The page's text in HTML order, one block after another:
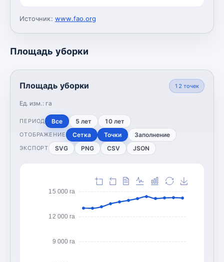
Источник: www.fao.org
Площадь уборки
Площадь уборки
Ед. изм.: га
12 точек
ПЕРИОД Все 5 лет 10 лет
ОТОБРАЖЕНИЕ Сетка Точки Заполнение
ЭКСПОРТ SVG PNG CSV JSON
9 000 га
12 000 га
15 000 га